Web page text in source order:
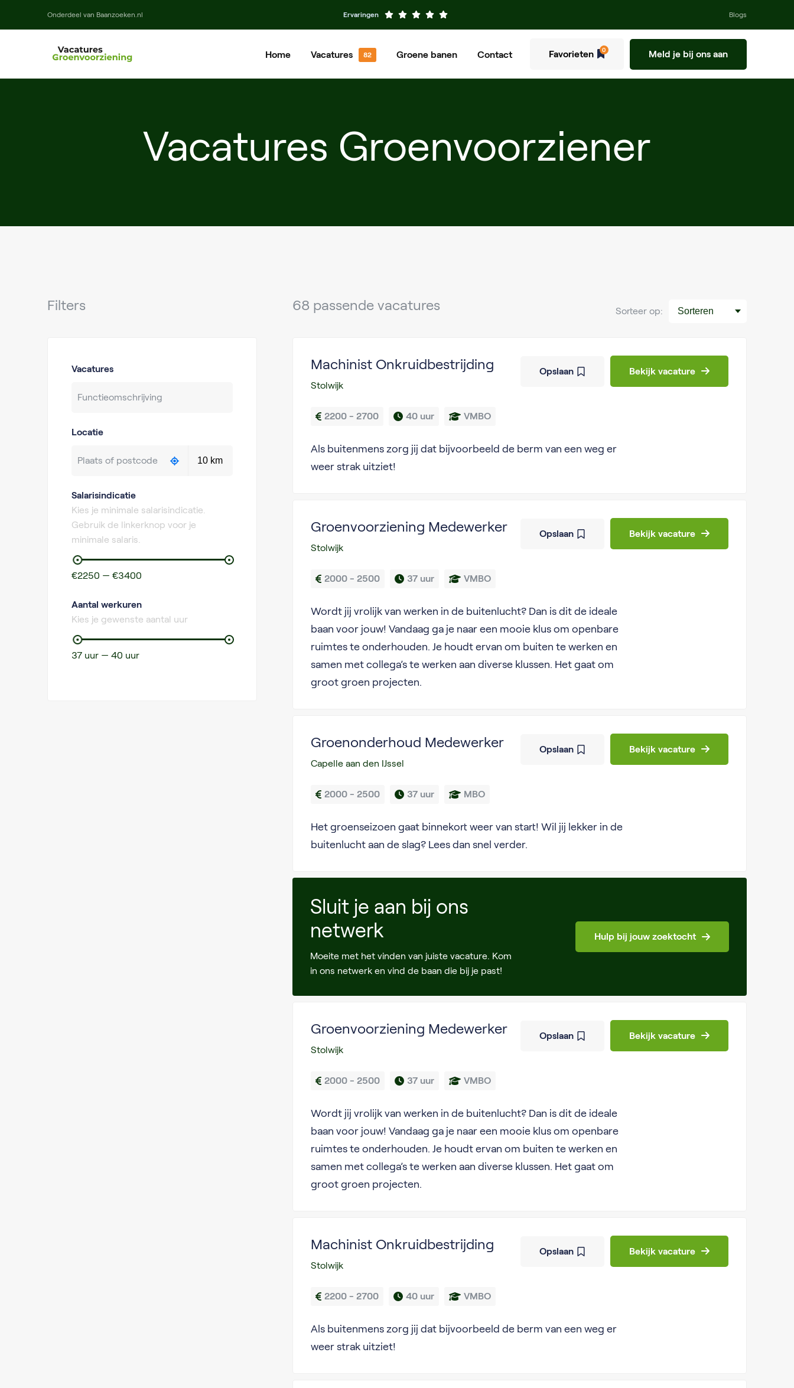
Onderdeel van Baanzoeken.nl Ervaringen Blogs
Home Vacatures Groene banen
Meewerkend Voorman Planner
Contact Favorieten 0 Meld je bij ons aan
Vacatures Groenvoorziener
Filters 68 passende vacatures Sorteer op:
Vacatures
Locatie
Salarisindicatie
Kies je minimale salarisindicatie.
Gebruik de linkerknop voor je
minimale salaris.
€2250 — €3400
Aantal werkuren
Kies je gewenste aantal uur
37 uur — 40 uur
Machinist Onkruidbestrijding
Stolwijk
2200 - 2700 40 uur VMBO
Als buitenmens zorg jij dat bijvoorbeeld de berm van een weg er
weer strak uitziet!
Opslaan Bekijk vacature
Groenvoorziening Medewerker
Stolwijk
2000 - 2500 37 uur VMBO
Wordt jij vrolijk van werken in de buitenlucht? Dan is dit de ideale
baan voor jouw! Vandaag ga je naar een mooie klus om openbare
ruimtes te onderhouden. Je houdt ervan om buiten te werken en
samen met collega’s te werken aan diverse klussen. Het gaat om
groot groen projecten.
Opslaan Bekijk vacature
Groenonderhoud Medewerker
Capelle aan den IJssel
2000 - 2500 37 uur MBO
Het groenseizoen gaat binnekort weer van start! Wil jij lekker in de
buitenlucht aan de slag? Lees dan snel verder.
Opslaan Bekijk vacature
Sluit je aan bij ons
netwerk
Moeite met het vinden van juiste vacature. Kom
in ons netwerk en vind de baan die bij je past!
Hulp bij jouw zoektocht
Groenvoorziening Medewerker
Stolwijk
2000 - 2500 37 uur VMBO
Wordt jij vrolijk van werken in de buitenlucht? Dan is dit de ideale
baan voor jouw! Vandaag ga je naar een mooie klus om openbare
ruimtes te onderhouden. Je houdt ervan om buiten te werken en
samen met collega’s te werken aan diverse klussen. Het gaat om
groot groen projecten.
Opslaan Bekijk vacature
Machinist Onkruidbestrijding
Stolwijk
2200 - 2700 40 uur VMBO
Als buitenmens zorg jij dat bijvoorbeeld de berm van een weg er
weer strak uitziet!
Opslaan Bekijk vacature